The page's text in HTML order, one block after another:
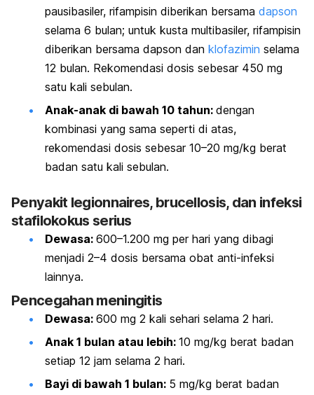
pausibasiler, rifampisin diberikan bersama dapson
selama 6 bulan; untuk kusta multibasiler, rifampisin
diberikan bersama dapson dan klofazimin selama
12 bulan. Rekomendasi dosis sebesar 450 mg
satu kali sebulan.
Anak-anak di bawah 10 tahun: dengan
kombinasi yang sama seperti di atas,
rekomendasi dosis sebesar 10–20 mg/kg berat
badan satu kali sebulan.
Penyakit legionnaires, brucellosis, dan infeksi
stafilokokus serius
Dewasa: 600–1.200 mg per hari yang dibagi
menjadi 2–4 dosis bersama obat anti-infeksi
lainnya.
Pencegahan meningitis
Dewasa: 600 mg 2 kali sehari selama 2 hari.
Anak 1 bulan atau lebih: 10 mg/kg berat badan
setiap 12 jam selama 2 hari.
Bayi di bawah 1 bulan: 5 mg/kg berat badan